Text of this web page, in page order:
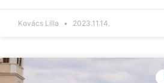
Kovács Lilla 2023.11.14.